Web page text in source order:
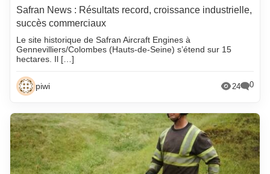
Safran News : Résultats record, croissance industrielle,
succès commerciaux
Le site historique de Safran Aircraft Engines à
Gennevilliers/Colombes (Hauts-de-Seine) s’étend sur 15
hectares. Il […]
piwi 24 0